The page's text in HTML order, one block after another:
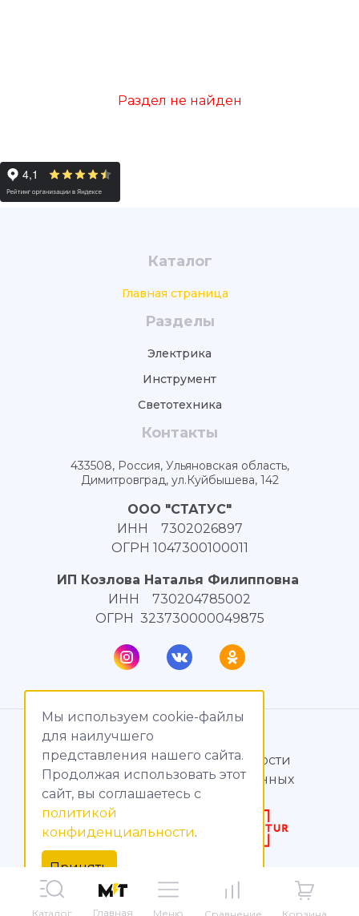
Каталог Главная Меню
Мы используем cookie-файлы
для наилучшего
представления нашего сайта.
Продолжая использовать этот
сайт, вы соглашаетесь c
политикой
конфиденциальности.
Принять
Раздел не найден
Каталог
Главная страница
Разделы
Электрика
Инструмент
Светотехника
Контакты
433508, Россия, Ульяновская область,
Димитровград, ул.Куйбышева, 142
ООО "СТАТУС"
ИНН 7302026897
ОГРН 1047300100011
ИП Козлова Наталья Филипповна
ИНН 730204785002
ОГРН 323730000049875
© МагияТока, 2015 – 2026
Политика конфиденциальности
Обработка персональных данных
Создание сайтов
Продвижение сайтов